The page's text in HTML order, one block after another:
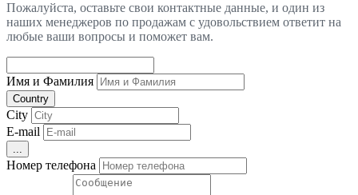
Пожалуйста, оставьте свои контактные данные, и один из
наших менеджеров по продажам с удовольствием ответит на
любые ваши вопросы и поможет вам.
Имя и Фамилия
Country
City
E-mail
...
Номер телефона